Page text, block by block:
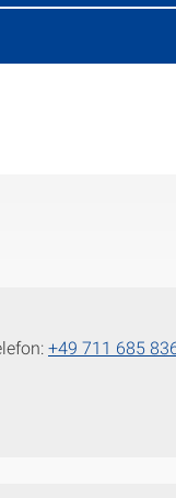
+49 711 685